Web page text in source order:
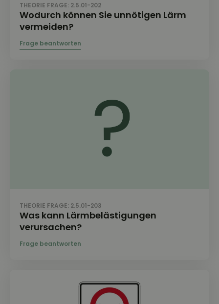
THEORIE FRAGE: 2.5.01-202
Wodurch können Sie unnötigen Lärm
vermeiden?
THEORIE FRAGE: 2.5.01-203
Was kann Lärmbelästigungen
verursachen?